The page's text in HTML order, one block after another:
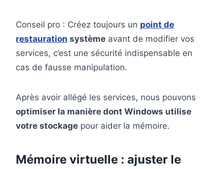
Conseil pro : Créez toujours un point de
restauration système avant de modifier vos
services, c’est une sécurité indispensable en
cas de fausse manipulation.
Après avoir allégé les services, nous pouvons
optimiser la manière dont Windows utilise
votre stockage pour aider la mémoire.
Mémoire virtuelle : ajuster le